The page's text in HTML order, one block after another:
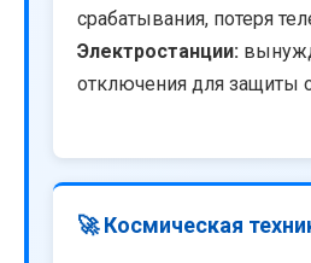
срабатывания, потеря
Электростанции:
отключения для защиты
🚀 Космическая